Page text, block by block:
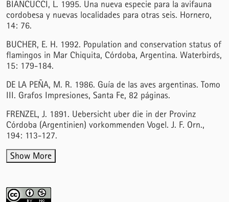
BIANCUCCI, L. 1995. Una nueva especie para la avifauna
cordobesa y nuevas localidades para otras seis. Hornero,
14: 76.
BUCHER, E. H. 1992. Population and conservation status of
flamingos in Mar Chiquita, Córdoba, Argentina. Waterbirds,
15: 179-184.
DE LA PEÑA, M. R. 1986. Guía de las aves argentinas. Tomo
III. Grafos Impresiones, Santa Fe, 82 páginas.
FRENZEL, J. 1891. Uebersicht uber die in der Provinz
Córdoba (Argentinien) vorkommenden Vogel. J. F. Orn.,
194: 113-127.
Show More